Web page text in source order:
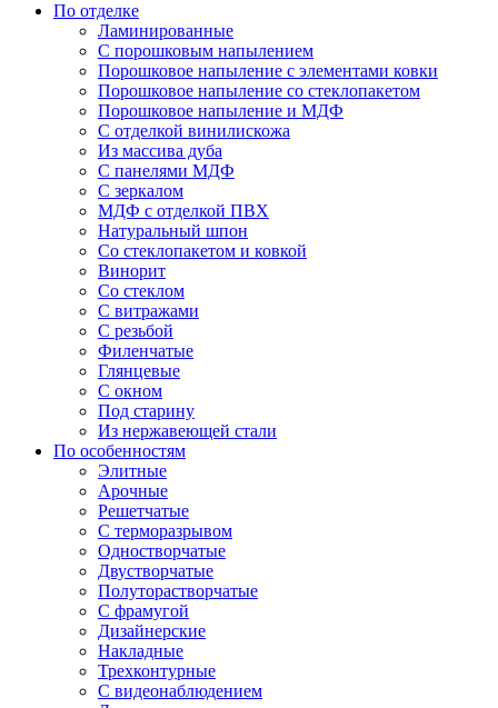
По отделке
Ламинированные
С порошковым напылением
Порошковое напыление с элементами ковки
Порошковое напыление со стеклопакетом
Порошковое напыление и МДФ
С отделкой винилискожа
Из массива дуба
С панелями МДФ
С зеркалом
МДФ с отделкой ПВХ
Натуральный шпон
Со стеклопакетом и ковкой
Винорит
Со стеклом
С витражами
С резьбой
Филенчатые
Глянцевые
С окном
Под старину
Из нержавеющей стали
По особенностям
Элитные
Арочные
Решетчатые
С терморазрывом
Одностворчатые
Двустворчатые
Полуторастворчатые
С фрамугой
Дизайнерские
Накладные
Трехконтурные
С видеонаблюдением